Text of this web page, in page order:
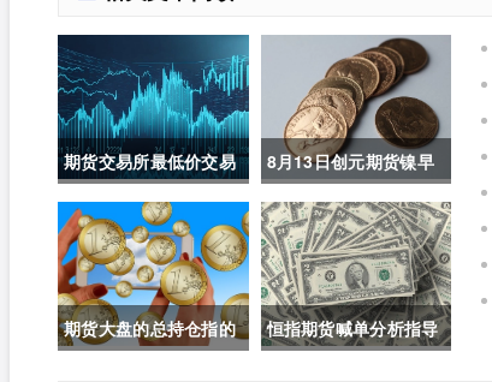
期货交易所最低价交易
规则(期货交易所最低价
交易规则是什么)
8月13日创元期货镍早
评(镍期货长期趋势)
期货大盘的总持仓指的
恒指期货喊单分析指导